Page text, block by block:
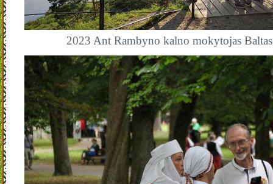
2023 Ant Rambyno kalno mokytojas